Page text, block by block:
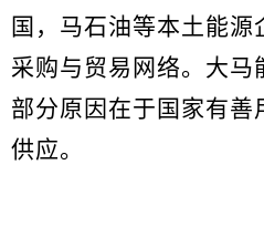
国，马石油等本土能
采购与贸易网络。大马
部分原因在于国家有善
供应。